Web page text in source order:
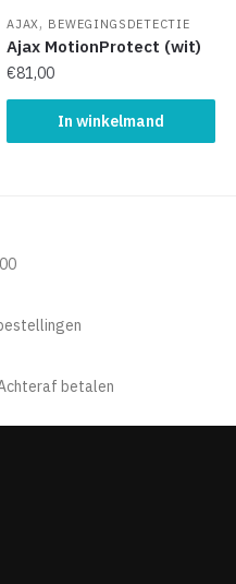
AJAX, BEWEGINGSDETECTIE
Ajax MotionProtect (wit)
€81,00
In winkelmand
betalen